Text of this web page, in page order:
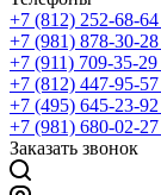
+7 (812) 252-68-64
+7 (981) 878-30-28
+7 (911) 709-35-29
+7 (812) 447-95-57
+7 (495) 645-23-92
+7 (981) 680-02-27
Заказать звонок